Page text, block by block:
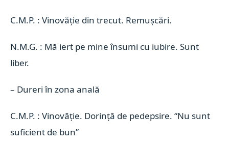
C.M.P. : Vinovăție din trecut. Remușcări.
N.M.G. : Mă iert pe mine însumi cu iubire. Sunt
liber.
– Dureri în zona anală
C.M.P. : Vinovăție. Dorință de pedepsire. “Nu sunt
suficient de bun”